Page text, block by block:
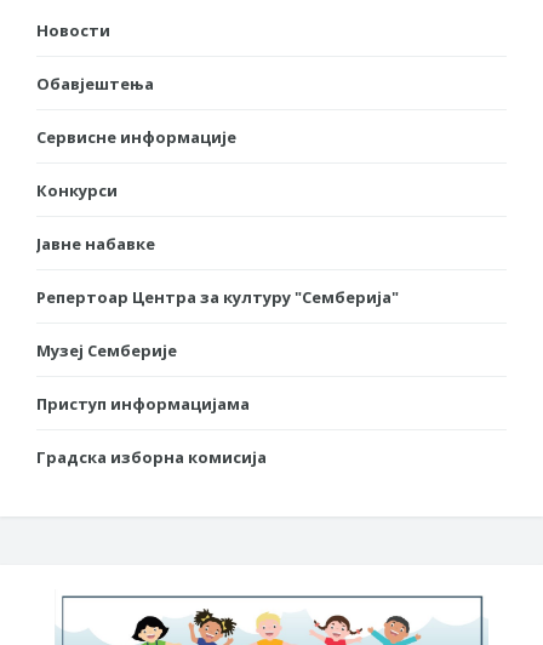
Новости
Обавјештења
Сервисне информације
Конкурси
Јавне набавке
Репертоар Центра за културу "Семберија"
Музеј Семберије
Приступ информацијама
Градска изборна комисија